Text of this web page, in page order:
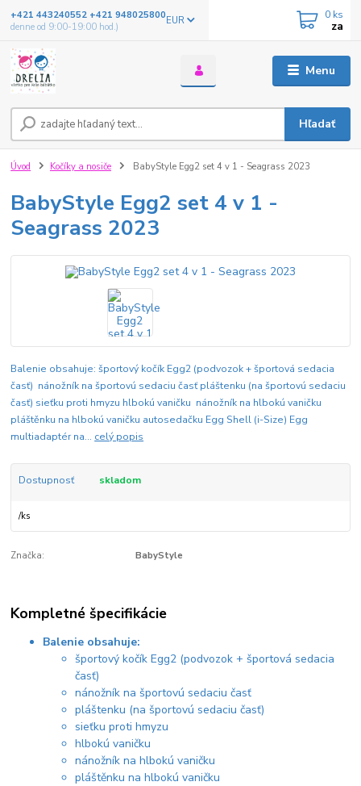
Menu
EUR
Hľadať
+421 443240552 +421 948025800
denne od 9:00-19:00 hod.)
0 ks
za
Úvod Kočíky a nosiče BabyStyle Egg2 set 4 v 1 - Seagrass 2023
BabyStyle Egg2 set 4 v 1 -
Seagrass 2023
Balenie obsahuje: športový kočík Egg2 (podvozok + športová sedacia
časť) nánožník na športovú sedaciu časť pláštenku (na športovú sedaciu
časť) sieťku proti hmyzu hlbokú vaničku nánožník na hlbokú vaničku
pláštěnku na hlbokú vaničku autosedačku Egg Shell (i-Size) Egg
multiadaptér na... celý popis
Dostupnosť skladom
/ks
Značka: BabyStyle
Kompletné špecifikácie
Balenie obsahuje:
športový kočík Egg2 (podvozok + športová sedacia
časť)
nánožník na športovú sedaciu časť
pláštenku (na športovú sedaciu časť)
sieťku proti hmyzu
hlbokú vaničku
nánožník na hlbokú vaničku
pláštěnku na hlbokú vaničku